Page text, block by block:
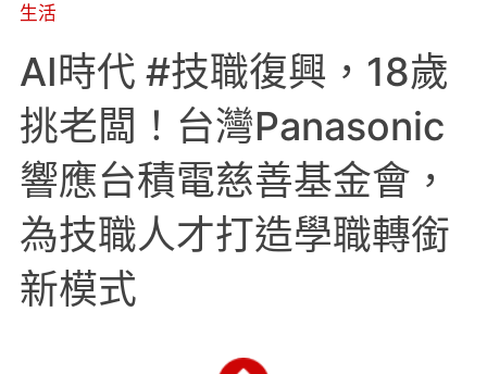
生活
AI時代 #技職復興，18歲
挑老闆！台灣Panasonic
響應台積電慈善基金會，
為技職人才打造學職轉銜
新模式